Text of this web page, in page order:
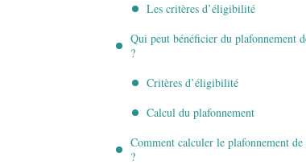
Les critères d’éligibilité
Qui peut bénéficier du plafonnement
?
Critères d’éligibilité
Calcul du plafonnement
Comment calculer le plafonnement
?